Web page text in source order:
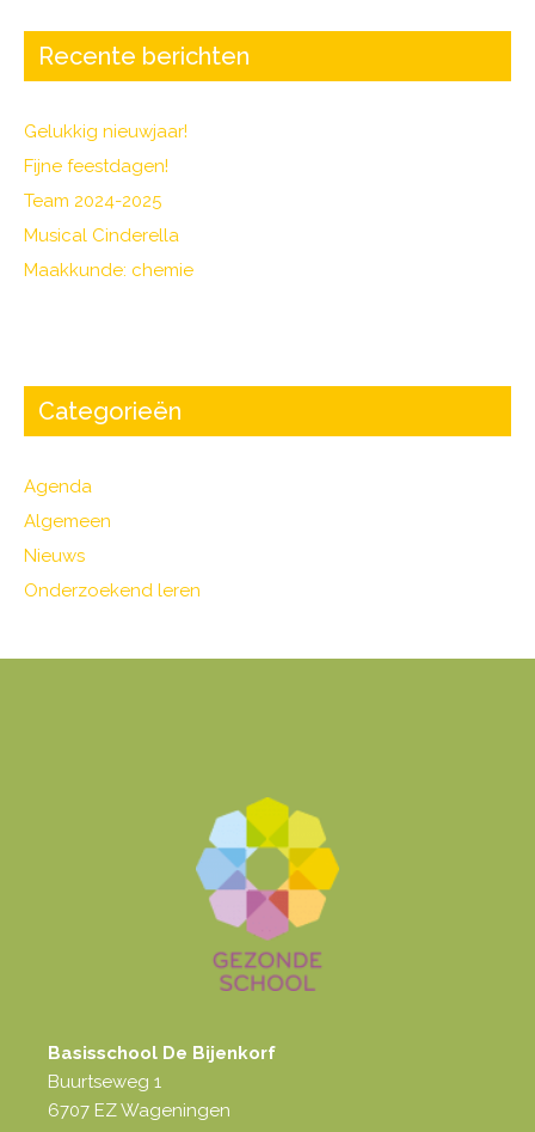
Recente berichten
Gelukkig nieuwjaar!
Fijne feestdagen!
Team 2024-2025
Musical Cinderella
Maakkunde: chemie
Categorieën
Agenda
Algemeen
Nieuws
Onderzoekend leren
Basisschool De Bijenkorf
Buurtseweg 1
6707 EZ Wageningen